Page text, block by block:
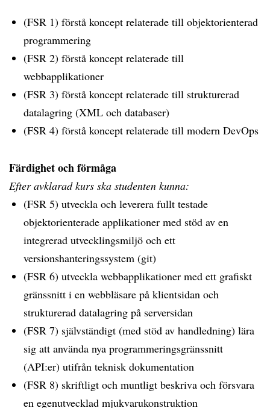
(FSR 1) förstå koncept relaterade till objektorienterad
programmering
(FSR 2) förstå koncept relaterade till
webbapplikationer
(FSR 3) förstå koncept relaterade till strukturerad
datalagring (XML och databaser)
(FSR 4) förstå koncept relaterade till modern DevOps
Färdighet och förmåga
Efter avklarad kurs ska studenten kunna:
(FSR 5) utveckla och leverera fullt testade
objektorienterade applikationer med stöd av en
integrerad utvecklingsmiljö och ett
versionshanteringssystem (git)
(FSR 6) utveckla webbapplikationer med ett grafiskt
gränssnitt i en webbläsare på klientsidan och
strukturerad datalagring på serversidan
(FSR 7) självständigt (med stöd av handledning) lära
sig att använda nya programmeringsgränssnitt
(API:er) utifrån teknisk dokumentation
(FSR 8) skriftligt och muntligt beskriva och försvara
en egenutvecklad mjukvarukonstruktion